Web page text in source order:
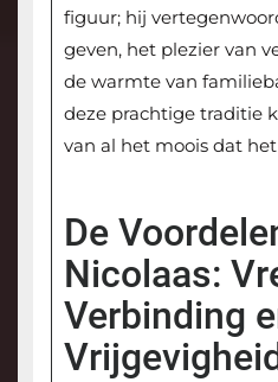
figuur; hij
geven, het plezier van
de warmte van
deze prachtige traditie
van al het moois dat
De
Nicolaas:
Verbinding